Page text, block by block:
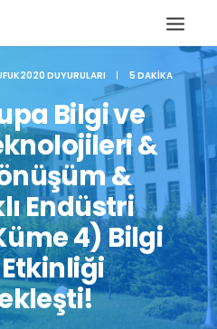
DUYURULARI | 5 DAKIKA
Bilgi ve
&
&
Endüstri
4) Bilgi